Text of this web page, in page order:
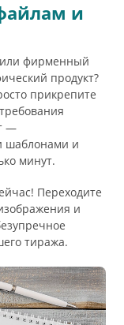
и
фирменный
продукт?
прикрепите
—
шаблонами и
минут.
Переходите
и
тиража.